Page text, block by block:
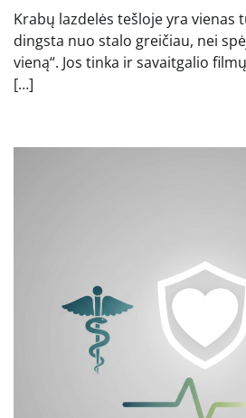
Krabų lazdelės tešloje yra vienas
dingsta nuo stalo greičiau, nei
vieną“. Jos tinka ir savaitgalio
[…]